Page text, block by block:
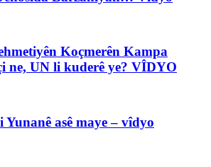
Koçmerên Kampa
ne, UN li kuderê ye? VÎDYO
Yunanê asê maye – vîdyo